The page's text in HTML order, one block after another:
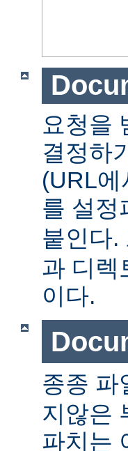
요청을
결정하
(URL
를 설정
붙인다.
과 디렉
이다.
종종 파
지않은
파치는